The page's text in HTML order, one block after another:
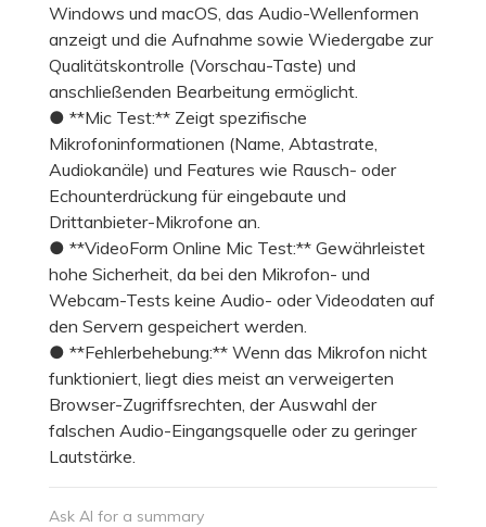
Windows und macOS, das Audio-Wellenformen
anzeigt und die Aufnahme sowie Wiedergabe zur
Qualitätskontrolle (Vorschau-Taste) und
anschließenden Bearbeitung ermöglicht.
● **Mic Test:** Zeigt spezifische
Mikrofoninformationen (Name, Abtastrate,
Audiokanäle) und Features wie Rausch- oder
Echounterdrückung für eingebaute und
Drittanbieter-Mikrofone an.
● **VideoForm Online Mic Test:** Gewährleistet
hohe Sicherheit, da bei den Mikrofon- und
Webcam-Tests keine Audio- oder Videodaten auf
den Servern gespeichert werden.
● **Fehlerbehebung:** Wenn das Mikrofon nicht
funktioniert, liegt dies meist an verweigerten
Browser-Zugriffsrechten, der Auswahl der
falschen Audio-Eingangsquelle oder zu geringer
Lautstärke.
Ask AI for a summary